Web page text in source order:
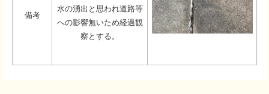
備考
水の湧出と思われ道路等
への影響無いため経過観
察とする。